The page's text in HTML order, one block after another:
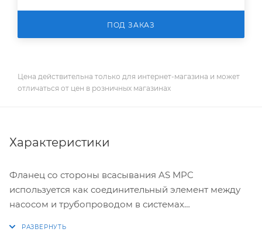
ПОД ЗАКАЗ
Цена действительна только для интернет-магазина и может
отличаться от цен в розничных магазинах
Характеристики
Фланец со стороны всасывания AS MPC
используется как соединительный элемент между
насосом и трубопроводом в системах